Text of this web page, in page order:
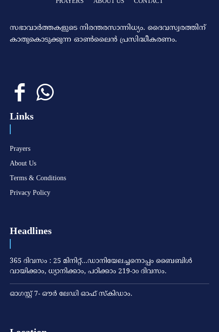
സഭാവാര്‍ത്തകളുടെ നിരന്തരസാന്നിധ്യം. ദൈവസ്വരത്തിന്‌
കാതുകൊടുക്കുന്ന ഓണ്‍ലൈന്‍ പ്രസിദ്ധീകരണം.
Links
Prayers
About Us
Terms & Conditions
Privacy Policy
Headlines
365 ദിവസം : 25 മിനിറ്റ്…ഡാനിയേലച്ചനൊപ്പം ബൈബിൾ
വായിക്കാം, ധ്യാനിക്കാം, പഠിക്കാം 219-ാo ദിവസം.
ഓഗസ്റ്റ് 7- ഔര്‍ ലേഡി ഓഫ് സ്‌കിഡാം.